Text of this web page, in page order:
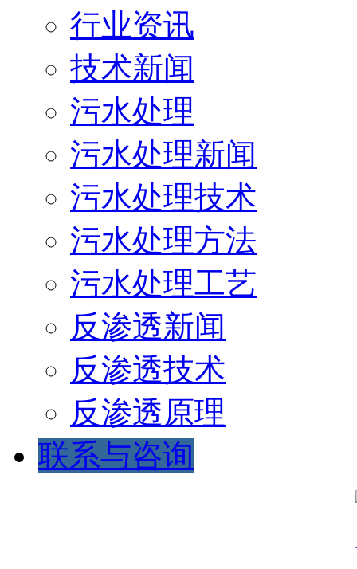
行业资讯
技术新闻
污水处理
污水处理新闻
污水处理技术
污水处理方法
污水处理工艺
反渗透新闻
反渗透技术
反渗透原理
联系与咨询